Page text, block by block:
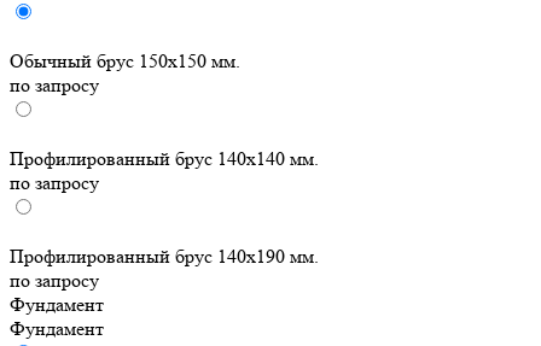
Обычный брус 150х150 мм.
по запросу
Профилированный брус 140х140 мм.
по запросу
Профилированный брус 140x190 мм.
по запросу
Фундамент
Фундамент